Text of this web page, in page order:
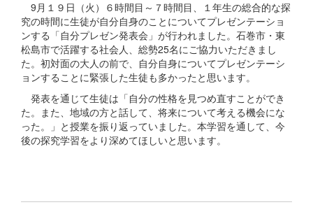
9月１９日（火）６時間目～７時間目、１年生の総合的な探
究の時間に生徒が自分自身のことについてプレゼンテーショ
ンする「自分プレゼン発表会」が行われました。石巻市・東
松島市で活躍する社会人、総勢25名にご協力いただきまし
た。初対面の大人の前で、自分自身についてプレゼンテーシ
ョンすることに緊張した生徒も多かったと思います。
発表を通じて生徒は「自分の性格を見つめ直すことができ
た。また、地域の方と話して、将来について考える機会にな
った。」と授業を振り返っていました。本学習を通して、今
後の探究学習をより深めてほしいと思います。